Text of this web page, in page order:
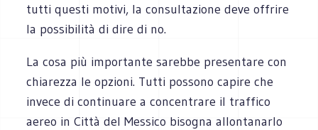
tutti questi motivi, la consultazione deve offrire
la possibilità di dire di no.
La cosa più importante sarebbe presentare con
chiarezza le opzioni. Tutti possono capire che
invece di continuare a concentrare il traffico
aereo in Città del Messico bisogna allontanarlo